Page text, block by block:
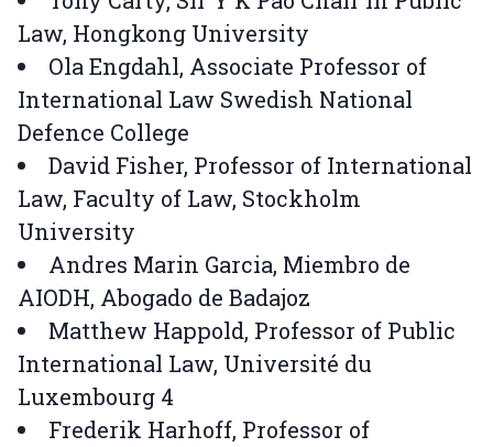
Law, Hongkong University
Ola Engdahl, Associate Professor of
International Law Swedish National
Defence College
David Fisher, Professor of International
Law, Faculty of Law, Stockholm
University
Andres Marin Garcia, Miembro de
AIODH, Abogado de Badajoz
Matthew Happold, Professor of Public
International Law, Université du
Luxembourg 4
Frederik Harhoff, Professor of